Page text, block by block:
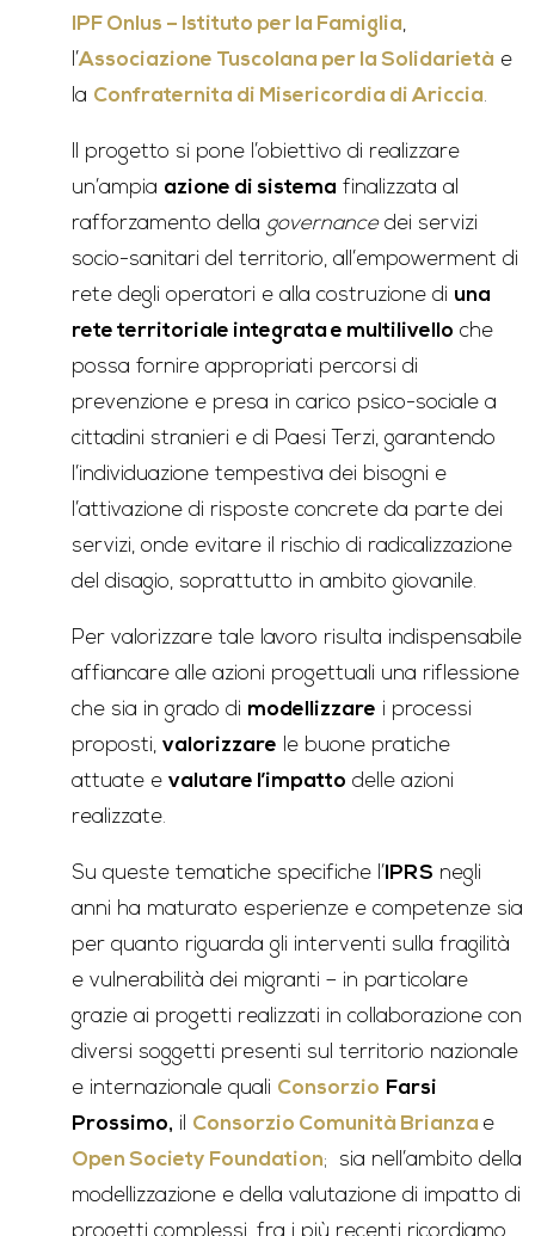
IPF Onlus – Istituto per la Famiglia,
l’Associazione Tuscolana per la Solidarietà e
la Confraternita di Misericordia di Ariccia.
Il progetto si pone l’obiettivo di realizzare
un’ampia azione di sistema finalizzata al
rafforzamento della governance dei servizi
socio-sanitari del territorio, all’empowerment di
rete degli operatori e alla costruzione di una
rete territoriale integrata e multilivello che
possa fornire appropriati percorsi di
prevenzione e presa in carico psico-sociale a
cittadini stranieri e di Paesi Terzi, garantendo
l’individuazione tempestiva dei bisogni e
l’attivazione di risposte concrete da parte dei
servizi, onde evitare il rischio di radicalizzazione
del disagio, soprattutto in ambito giovanile.
Per valorizzare tale lavoro risulta indispensabile
affiancare alle azioni progettuali una riflessione
che sia in grado di modellizzare i processi
proposti, valorizzare le buone pratiche
attuate e valutare l’impatto delle azioni
realizzate.
Su queste tematiche specifiche l’ IPRS negli
anni ha maturato esperienze e competenze sia
per quanto riguarda gli interventi sulla fragilità
e vulnerabilità dei migranti – in particolare
grazie ai progetti realizzati in collaborazione con
diversi soggetti presenti sul territorio nazionale
e internazionale quali Consorzio Farsi
Prossimo, il Consorzio Comunità Brianza e
Open Society Foundation; sia nell’ambito della
modellizzazione e della valutazione di impatto di
progetti complessi, fra i più recenti ricordiamo